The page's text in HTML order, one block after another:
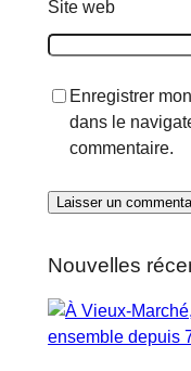
Site web
Enregistrer
dans le
commentaire.
Nouvelles